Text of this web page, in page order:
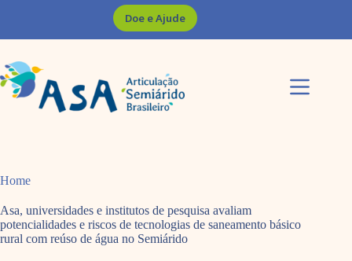
Doe e Ajude
Home
Asa, universidades e institutos de pesquisa avaliam
potencialidades e riscos de tecnologias de saneamento básico
rural com reúso de água no Semiárido